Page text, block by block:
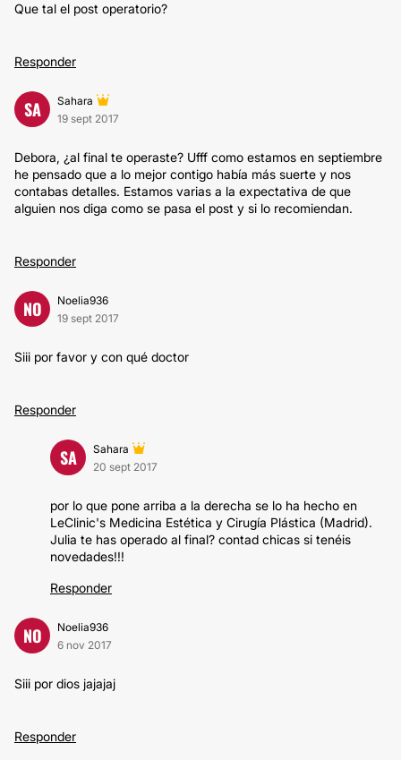
Que tal el post operatorio?
Responder
SA
Sahara
19 sept 2017
Debora, ¿al final te operaste? Ufff como estamos en septiembre
he pensado que a lo mejor contigo había más suerte y nos
contabas detalles. Estamos varias a la expectativa de que
alguien nos diga como se pasa el post y si lo recomiendan.
Responder
NO
Noelia936
19 sept 2017
Siii por favor y con qué doctor
Responder
SA
Sahara
20 sept 2017
por lo que pone arriba a la derecha se lo ha hecho en
LeClinic's Medicina Estética y Cirugía Plástica (Madrid).
Julia te has operado al final? contad chicas si tenéis
novedades!!!
Responder
NO
Noelia936
6 nov 2017
Siii por dios jajajaj
Responder